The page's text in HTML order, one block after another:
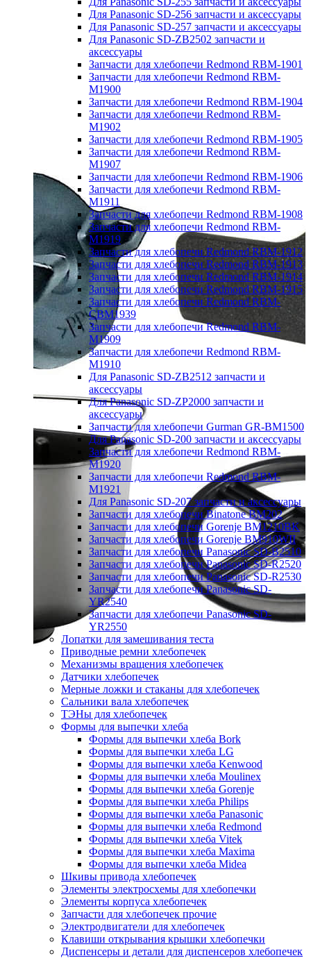
Для Panasonic SD-256 запчасти и аксессуары
Для Panasonic SD-257 запчасти и аксессуары
Для Panasonic SD-ZB2502 запчасти и
аксессуары
Запчасти для хлебопечи Redmond RBM-1901
Запчасти для хлебопечи Redmond RBM-
M1900
Запчасти для хлебопечи Redmond RBM-1904
Запчасти для хлебопечи Redmond RBM-
M1902
Запчасти для хлебопечи Redmond RBM-1905
Запчасти для хлебопечи Redmond RBM-
M1907
Запчасти для хлебопечи Redmond RBM-1906
Запчасти для хлебопечи Redmond RBM-
M1911
Запчасти для хлебопечи Redmond RBM-1908
Запчасти для хлебопечи Redmond RBM-
M1919
Запчасти для хлебопечи Redmond RBM-1912
Запчасти для хлебопечи Redmond RBM-1913
Запчасти для хлебопечи Redmond RBM-1914
Запчасти для хлебопечи Redmond RBM-1915
Запчасти для хлебопечи Redmond RBM-
CBM1939
Запчасти для хлебопечи Redmond RBM-
M1909
Запчасти для хлебопечи Redmond RBM-
M1910
Для Panasonic SD-ZB2512 запчасти и
аксессуары
Для Panasonic SD-ZP2000 запчасти и
аксессуары
Запчасти для хлебопечи Gurman GR-BM1500
Для Panasonic SD-200 запчасти и аксессуары
Запчасти для хлебопечи Redmond RBM-
M1920
Запчасти для хлебопечи Redmond RBM-
M1921
Для Panasonic SD-207 запчасти и аксессуары
Запчасти для хлебопечи Binatone BM202
Запчасти для хлебопечи Gorenje BM1210BK
Запчасти для хлебопечи Gorenje BM910WII
Запчасти для хлебопечи Panasonic SD-B2510
Запчасти для хлебопечи Panasonic SD-R2520
Запчасти для хлебопечи Panasonic SD-R2530
Запчасти для хлебопечи Panasonic SD-
YR2540
Запчасти для хлебопечи Panasonic SD-
YR2550
Лопатки для замешивания теста
Приводные ремни хлебопечек
Механизмы вращения хлебопечек
Датчики хлебопечек
Мерные ложки и стаканы для хлебопечек
Сальники вала хлебопечек
ТЭНы для хлебопечек
Формы для выпечки хлеба
Формы для выпечки хлеба Bork
Формы для выпечки хлеба LG
Формы для выпечки хлеба Kenwood
Формы для выпечки хлеба Moulinex
Формы для выпечки хлеба Gorenje
Формы для выпечки хлеба Philips
Формы для выпечки хлеба Panasonic
Формы для выпечки хлеба Redmond
Формы для выпечки хлеба Vitek
Формы для выпечки хлеба Maxima
Формы для выпечки хлеба Midea
Шкивы привода хлебопечек
Элементы электросхемы для хлебопечки
Элементы корпуса хлебопечек
Запчасти для хлебопечек прочие
Электродвигатели для хлебопечек
Клавиши открывания крышки хлебопечки
Диспенсеры и детали для диспенсеров хлебопечек